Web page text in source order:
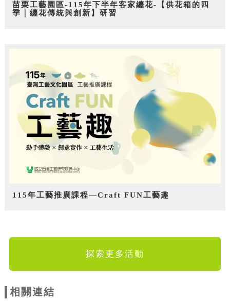
苗栗工藝園區-115年下半年客家纏花-【供花箱的四
季｜纏花傳統與創新】研習
115年工藝推廣課程—Craft FUN工藝趣
探索更多活動
相關連結